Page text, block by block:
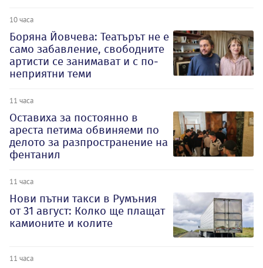
10 часа
Боряна Йовчева: Театърът не е
само забавление, свободните
артисти се занимават и с по-
неприятни теми
11 часа
Оставиха за постоянно в
ареста петима обвиняеми по
делото за разпространение на
фентанил
11 часа
Нови пътни такси в Румъния
от 31 август: Колко ще плащат
камионите и колите
11 часа